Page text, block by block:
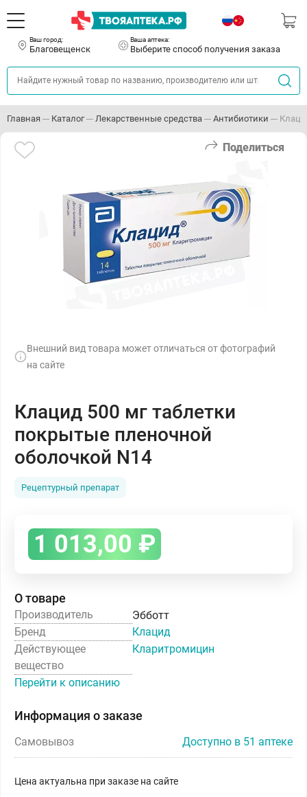
Ваш город:
Благовещенск
Ваша аптека:
Выберите способ получения заказа
Главная Каталог Лекарственные средства Антибиотики
Поделиться
Внешний вид товара может отличаться от фотографий
на сайте
Клацид 500 мг таблетки
покрытые пленочной
оболочкой N14
Рецептурный препарат
1 013,00 ₽
О товаре
Производитель
Эбботт
Бренд
Клацид
Действующее
вещество
Кларитромицин
Перейти к описанию
Информация о заказе
Самовывоз Доступно в 51 аптеке
Цена актуальна при заказе на сайте